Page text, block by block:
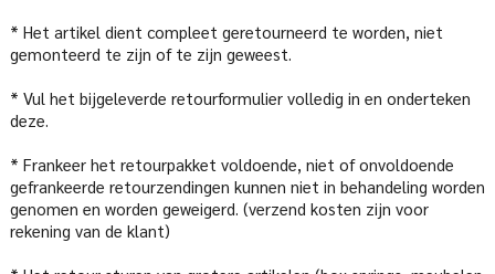
* Het artikel dient compleet geretourneerd te worden, niet
gemonteerd te zijn of te zijn geweest.
* Vul het bijgeleverde retourformulier volledig in en onderteken
deze.
* Frankeer het retourpakket voldoende, niet of onvoldoende
gefrankeerde retourzendingen kunnen niet in behandeling worden
genomen en worden geweigerd. (verzend kosten zijn voor
rekening van de klant)